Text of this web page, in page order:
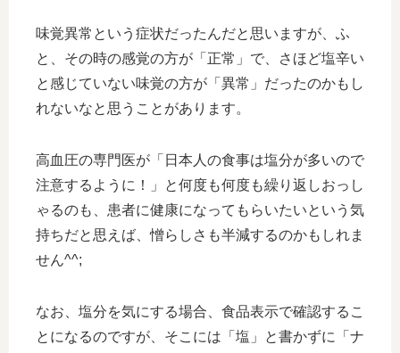
味覚異常という症状だったんだと思いますが、ふ
と、その時の感覚の方が「正常」で、さほど塩辛い
と感じていない味覚の方が「異常」だったのかもし
れないなと思うことがあります。
高血圧の専門医が「日本人の食事は塩分が多いので
注意するように！」と何度も何度も繰り返しおっし
ゃるのも、患者に健康になってもらいたいという気
持ちだと思えば、憎らしさも半減するのかもしれま
せん^^;
なお、塩分を気にする場合、食品表示で確認するこ
とになるのですが、そこには「塩」と書かずに「ナ